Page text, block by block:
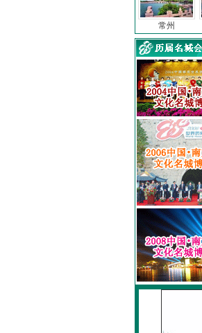
常州